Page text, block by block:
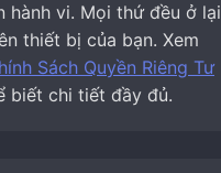
hành vi. Mọi thứ đều ở lại
thiết bị của bạn. Xem
Sách Quyền Riêng Tư
biết chi tiết đầy đủ.